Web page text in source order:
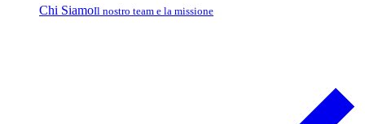
Chi SiamoIl nostro team e la missione